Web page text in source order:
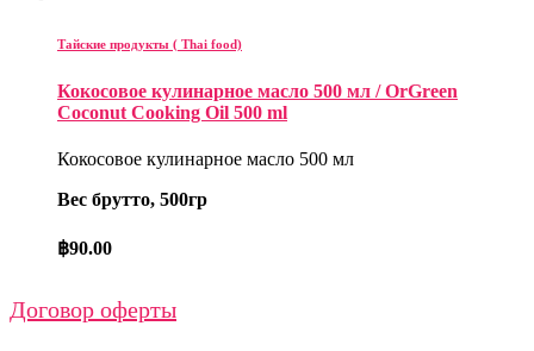
Тайские продукты ( Thai food)
Кокосовое кулинарное масло 500 мл / OrGreen
Coconut Cooking Oil 500 ml
Кокосовое кулинарное масло 500 мл
Вес брутто, 500гр
฿90.00
Договор оферты